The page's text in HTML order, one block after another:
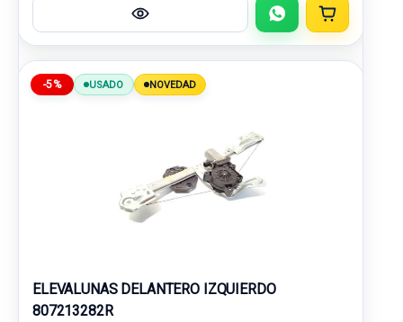
-5% USADO NOVEDAD
ELEVALUNAS DELANTERO IZQUIERDO
807213282R